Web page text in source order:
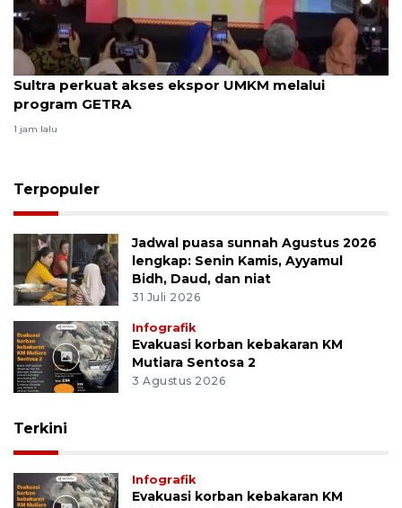
Sultra perkuat akses ekspor UMKM melalui
program GETRA
1 jam lalu
Terpopuler
Jadwal puasa sunnah Agustus 2026
lengkap: Senin Kamis, Ayyamul
Bidh, Daud, dan niat
31 Juli 2026
Infografik
Evakuasi korban kebakaran KM
Mutiara Sentosa 2
3 Agustus 2026
Terkini
Infografik
Evakuasi korban kebakaran KM